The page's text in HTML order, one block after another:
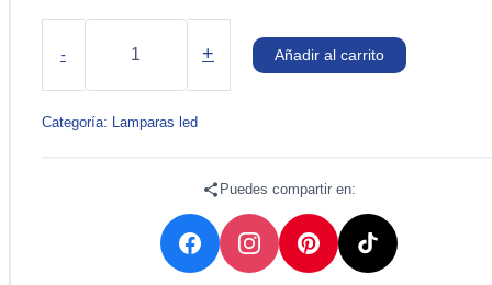
-
OVOIDE
BTM-
+ Añadir al carrito
Categoría: Lamparas led
Puedes compartir en: